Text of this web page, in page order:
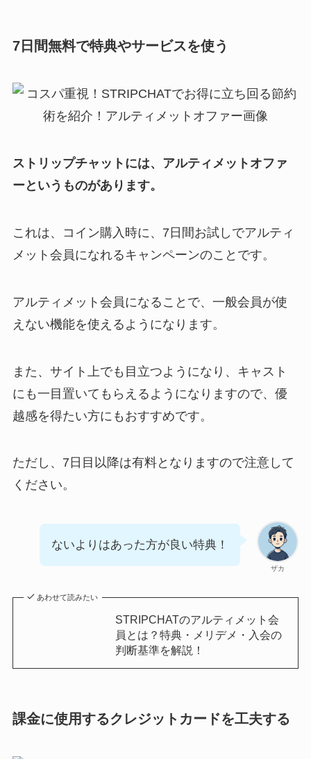
7日間無料で特典やサービスを使う
ストリップチャットには、アルティメットオファ
ーというものがあります。
これは、コイン購入時に、7日間お試しでアルティ
メット会員になれるキャンペーンのことです。
アルティメット会員になることで、一般会員が使
えない機能を使えるようになります。
また、サイト上でも目立つようになり、キャスト
にも一目置いてもらえるようになりますので、優
越感を得たい方にもおすすめです。
ただし、7日目以降は有料となりますので注意して
ください。
ザカ
ないよりはあった方が良い特典！
あわせて読みたい
STRIPCHATのアルティメット会
員とは？特典・メリデメ・入会の
判断基準を解説！
課金に使用するクレジットカードを工夫する